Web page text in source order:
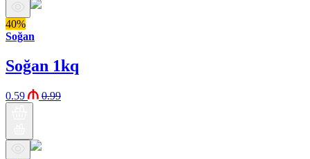
40%
Soğan
Soğan 1kq
0.59 0.99